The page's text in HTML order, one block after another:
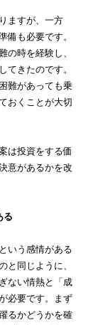
ますが、一方
備も必要です。
の時を経験し、
てきたのです。
難があっても乗
おくことが大切
は投資をする価
意があるかを改
る
いう感情がある
と同じように、
ない情熱と「成
必要です。まず
るかどうかを確